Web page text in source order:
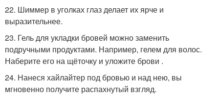
22. Шиммер в уголках глаз делает их ярче и
выразительнее.
23. Гель для укладки бровей можно заменить
подручными продуктами. Например, гелем для волос.
Наберите его на щёточку и уложите брови .
24. Нанеся хайлайтер под бровью и над нею, вы
мгновенно получите распахнутый взгляд.